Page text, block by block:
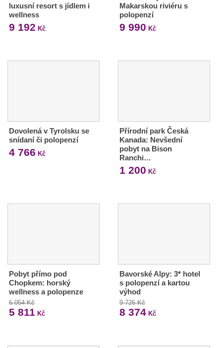
luxusní resort s jídlem i
wellness
9 192 Kč
Makarskou riviéru s
polopenzí
9 990 Kč
Dovolená v Tyrolsku se
snídaní či polopenzí
4 766 Kč
Přírodní park Česká
Kanada: Nevšední
pobyt na Bison
Ranchi…
1 200 Kč
Pobyt přímo pod
Chopkem: horský
wellness a polopenze
6 054 Kč
5 811 Kč
Bavorské Alpy: 3* hotel
s polopenzí a kartou
výhod
9 726 Kč
8 374Kč